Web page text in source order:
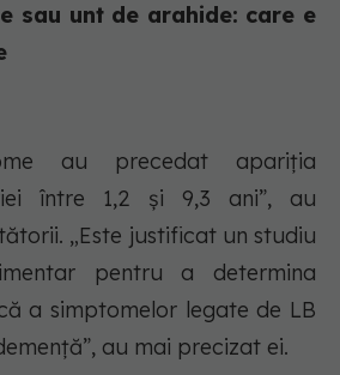
sau unt de arahide: care e
au precedat apariția
între 1,2 și 9,3 ani”, au
„Este justificat un studiu
pentru a determina
a simptomelor legate de LB
au mai precizat ei.